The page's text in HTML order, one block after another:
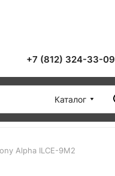
+7 (812) 324-33-09
Каталог
Alpha ILCE-9M2